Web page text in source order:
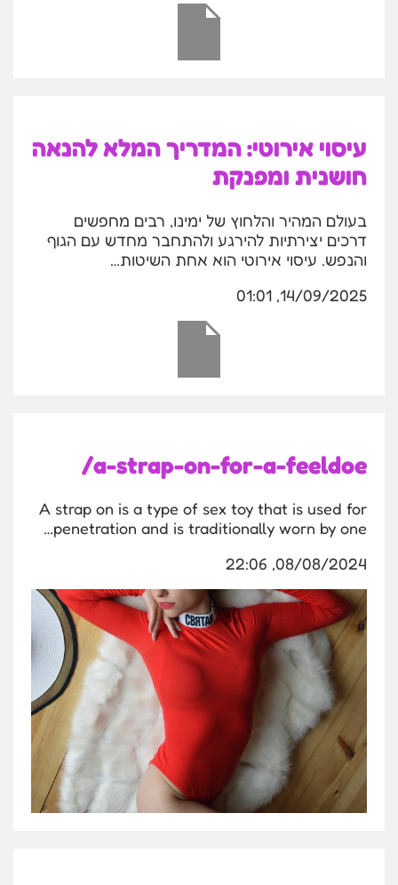
עיסוי אירוטי: המדריך המלא להנאה
חושנית ומפנקת
בעולם המהיר והלחוץ של ימינו, רבים מחפשים
דרכים יצירתיות להירגע ולהתחבר מחדש עם הגוף
והנפש. עיסוי אירוטי הוא אחת השיטות…
14/09/2025, 01:01
a-strap-on-for-a-feeldoe/
A strap on is a type of sex toy that is used for
penetration and is traditionally worn by one…
08/08/2024, 22:06